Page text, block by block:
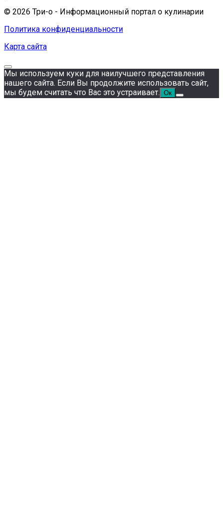
© 2026 Три-о - Информационный портал о кулинарии
Политика конфиденциальности
Карта сайта
Мы используем куки для наилучшего представления
нашего сайта. Если Вы продолжите использовать сайт,
мы будем считать что Вас это устраивает. Ок